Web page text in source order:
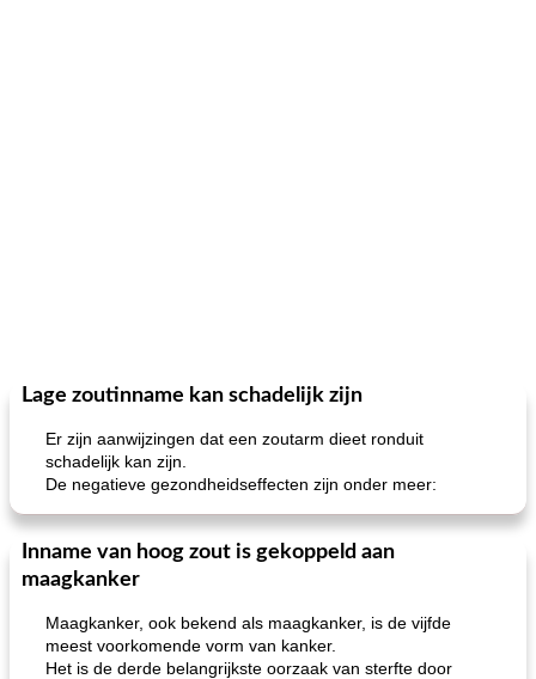
Lage zoutinname kan schadelijk zijn
Er zijn aanwijzingen dat een zoutarm dieet ronduit
schadelijk kan zijn.
De negatieve gezondheidseffecten zijn onder meer:
Inname van hoog zout is gekoppeld aan
maagkanker
Maagkanker, ook bekend als maagkanker, is de vijfde
meest voorkomende vorm van kanker.
Het is de derde belangrijkste oorzaak van sterfte door